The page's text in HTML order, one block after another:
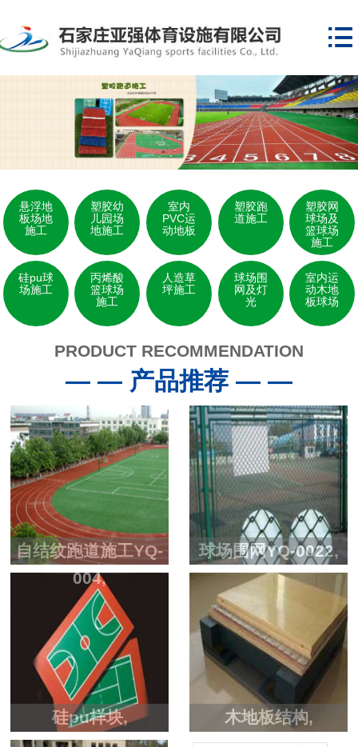

悬浮地
板场地
施工
塑胶幼
儿园场
地施工
室内
PVC运
动地板
塑胶跑
道施工
塑胶网
球场及
篮球场
施工
硅pu球
场施工
丙烯酸
篮球场
施工
人造草
坪施工
球场围
网及灯
光
室内运
动木地
板球场
PRODUCT RECOMMENDATION
— — 产品推荐 — —
自结纹跑道施工YQ-
004,
球场围网YQ-0022,
硅pu样块, 木地板结构,